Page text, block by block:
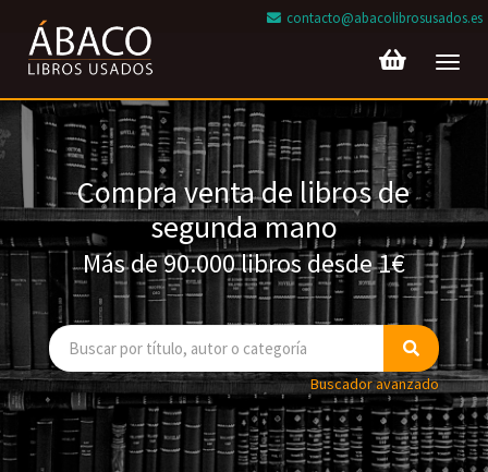
contacto@abacolibrosusados.es
Compra venta de libros de
segunda mano
Más de 90.000 libros desde 1€
Buscador avanzado